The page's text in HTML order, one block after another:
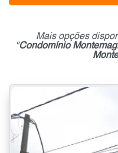
Mais opções
"Condomínio